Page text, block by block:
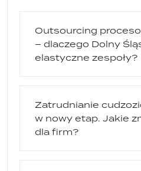
Outsourcing
– dlaczego Dolny
elastyczne zespoły?
Zatrudnianie
w nowy etap. Jakie
dla firm?